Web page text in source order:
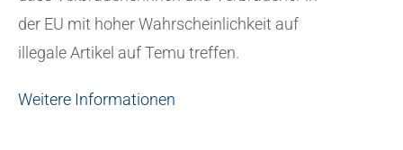
der EU mit hoher Wahrscheinlichkeit auf
illegale Artikel auf Temu treffen.
Weitere Informationen